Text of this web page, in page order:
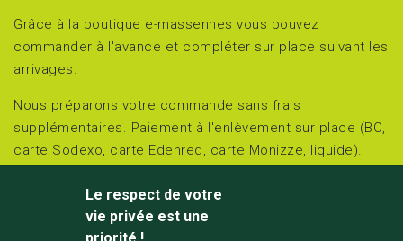
Grâce à la boutique e-massennes vous pouvez
commander à l'avance et compléter sur place suivant les
arrivages.
Nous préparons votre commande sans frais
supplémentaires. Paiement à l'enlèvement sur place (BC,
carte Sodexo, carte Edenred, carte Monizze, liquide).
Retirez et réglez sur place le jour choisi :
jeudi et vendredi de 15h00 à 18h00 et
samedi de 10h00 à 18h00.
Le respect de votre
vie privée est une